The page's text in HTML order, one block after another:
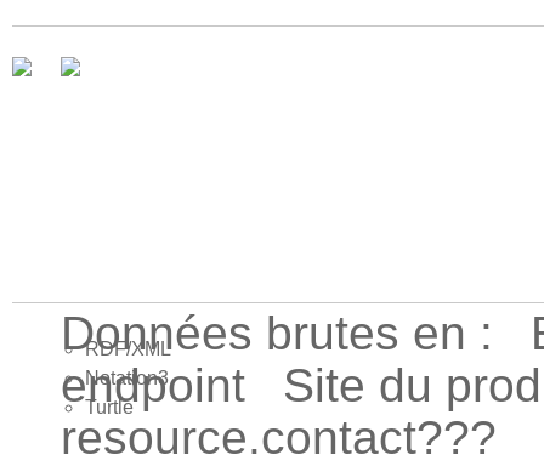
Données brutes en :
RDF/XML
Notation3
Turtle
endpoint
Site du
resource.contact???